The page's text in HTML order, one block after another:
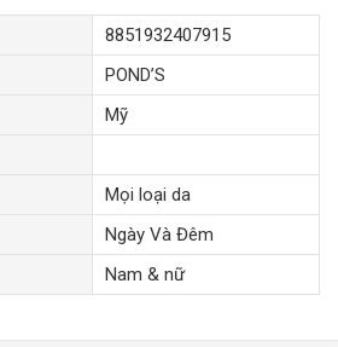
8851932407915
POND’S
Mỹ
Mọi loại da
Ngày Và Đêm
Nam & nữ